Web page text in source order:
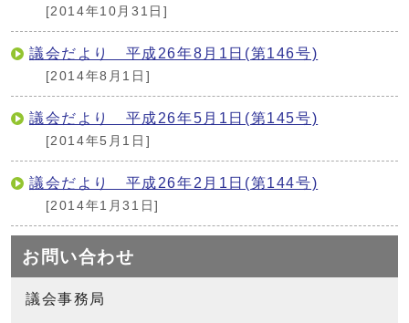
[2014年10月31日]
議会だより 平成26年8月1日(第146号)
[2014年8月1日]
議会だより 平成26年5月1日(第145号)
[2014年5月1日]
議会だより 平成26年2月1日(第144号)
[2014年1月31日]
お問い合わせ
議会事務局